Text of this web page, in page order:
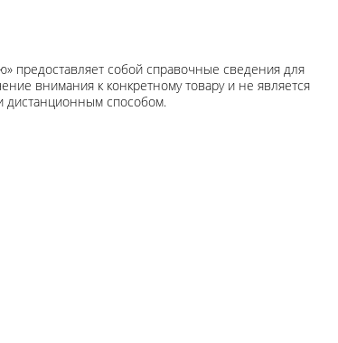
предоставляет собой справочные сведения для
внимания к конкретному товару и не является
дистанционным способом.